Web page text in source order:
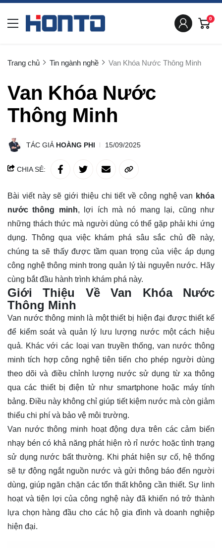
0
Trang chủ Tin ngành nghề Van Khóa Nước Thông Minh
Van Khóa Nước
Thông Minh
TÁC GIẢ HOÀNG PHI 15/09/2025
CHIA SẺ:
Bài viết này sẽ giới thiệu chi tiết về công nghệ van khóa
nước thông minh, lợi ích mà nó mang lại, cũng như
những thách thức mà người dùng có thể gặp phải khi ứng
dụng. Thông qua việc khám phá sâu sắc chủ đề này,
chúng ta sẽ thấy được tầm quan trọng của việc áp dụng
công nghệ thông minh trong quản lý tài nguyên nước. Hãy
cùng bắt đầu hành trình khám phá này.
Giới Thiệu Về Van Khóa Nước
Thông Minh
Van nước thông minh là một thiết bị hiện đại được thiết kế
để kiểm soát và quản lý lưu lượng nước một cách hiệu
quả. Khác với các loại van truyền thống, van nước thông
minh tích hợp công nghệ tiên tiến cho phép người dùng
theo dõi và điều chỉnh lượng nước sử dụng từ xa thông
qua các thiết bị điện tử như smartphone hoặc máy tính
bảng. Điều này không chỉ giúp tiết kiệm nước mà còn giảm
thiểu chi phí và bảo vệ môi trường.
Van nước thông minh hoạt động dựa trên các cảm biến
nhạy bén có khả năng phát hiện rò rỉ nước hoặc tình trạng
sử dụng nước bất thường. Khi phát hiện sự cố, hệ thống
sẽ tự động ngắt nguồn nước và gửi thông báo đến người
dùng, giúp ngăn chặn các tổn thất không cần thiết. Sự linh
hoạt và tiện lợi của công nghệ này đã khiến nó trở thành
lựa chọn hàng đầu cho các hộ gia đình và doanh nghiệp
hiện đại.